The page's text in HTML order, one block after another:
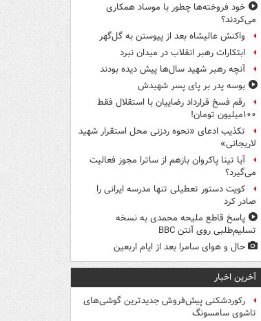
خود فروخته‌ها چطور با موساد همکاری
می‌کردند؟
واکنش عالیشاه بعد از پیوستن به گل‌گهر
ابتکارات رهبر انقلاب در میدان نبرد
آنچه رهبر شهید سال‌ها پیش دیده بودند
بوسه‌ پدر بر پای پسر شهیدش
رقم فسخ قرارداد رضاییان با استقلال فقط
۱۰۰میلیون تومان!
تکذیب ادعای «نحوه ردزنی محل استقرار شهید
لاریجانی»
آیا تینا پاکروان بازهم از ساترا مجوز فعالیت
می‌گیرد؟
کویت دستور تعطیلی تنها مدرسه ایرانی را
صادر کرد
پاسخ قاطع ملیحه محمدی به نسخه
تسلیم‌طلبی روی آنتن BBC
حال و هوای سامرا بعد از ایام اربعین
آخرین اخبار
رکوردشکنی پیش‌فروش جدیدترین گوشی‌های
تاشوی سامسونگ